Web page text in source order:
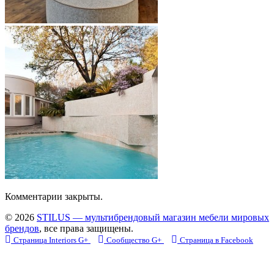
Комментарии закрыты.
© 2026 STILUS — мультибрендовый магазин мебели мировых
брендов, все права защищены.
Страница Interiors G+ Сообщество G+ Страница в Facebook